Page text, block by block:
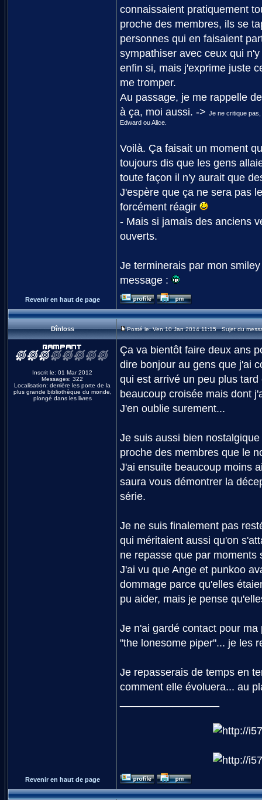
connaissaient pratiquement
proche des membres, ils se
personnes qui en faisaient
sympathiser avec ceux qui
enfin si, mais j'exprime juste
me tromper.
Au passage, je me rappelle
à ça, moi aussi. -> Je ne critique
Edward ou Alice.
Voilà. Ça faisait un moment
toujours dis que les gens
toute façon il n'y aurait que
J'espère que ça ne sera pas
forcément réagir
- Mais si jamais des anciens
ouverts.
Je terminerais par mon
message :
Revenir en haut de page
Dînloss Posté le: Ven 10 Jan 2014 11:15 Sujet du
Inscrit le: 01 Mar 2012
Messages: 322
Localisation: derrière les porte de la
plus grande bibliothèque du monde,
plongé dans les livres
Ça va bientôt faire deux ans
dire bonjour au gens que j'ai
qui est arrivé un peu plus
beaucoup croisée mais dont
J'en oublie surement...
Je suis aussi bien
proche des membres que le
J'ai ensuite beaucoup moins
saura vous démontrer la
série.
Je ne suis finalement pas
qui méritaient aussi qu'on
ne repasse que par
J'ai vu que Ange et punkoo
dommage parce qu'elles
pu aider, mais je pense
Je n'ai gardé contact pour
"the lonesome piper"... je les
Je repasserais de temps en
comment elle évoluera... au
Revenir en haut de page